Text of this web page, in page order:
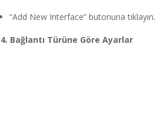
“Add New Interface” butonuna tıklayın.
4. Bağlantı Türüne Göre Ayarlar